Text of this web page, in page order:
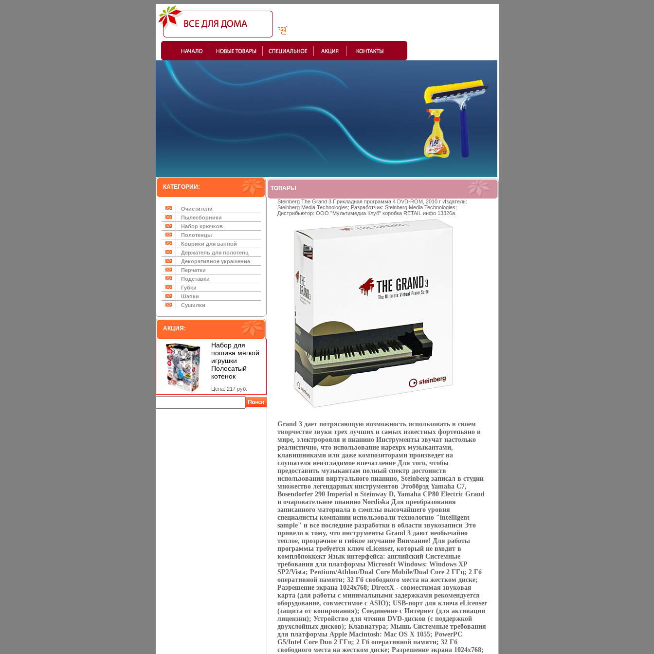
КАТЕГОРИИ:
Очистители
Пылесборники
Набор крючков
Полотенцы
Коврики для ванной
Держатель для полотенц
Декоративное украшение
Перчатки
Подставки
Губки
Шапки
Сушилки
АКЦИЯ:
Набор для
пошива мягкой
игрушки
Полосатый
котенок
Цена: 217 руб.
ТОВАРЫ
Steinberg The Grand 3 Прикладная программа 4 DVD-ROM, 2010 г Издатель:
Steinberg Media Technologies; Разработчик: Steinberg Media Technologies;
Дистрибьютор: ООО "Мультимедиа Клуб" коробка RETAIL инфо 13326a.
Grand 3 дает потрясающую возможность использовать в своем
творчестве звуки трех лучших и самых известных фортепьяно в
мире, электророяля и пианино Инструменты звучат настолько
реалистично, что использование иарехрх музыкантами,
клавишниками или даже композиторами произведет на
слушателя неизгладимое впечатление Для того, чтобы
предоставить музыкантам полный спектр достоинств
использования виртуального пианино, Steinberg записал в студии
множество легендарных инструментов Этоббрэд Yamaha C7,
Bosendorfer 290 Imperial и Steinway D, Yamaha CP80 Electric Grand
и очаровательное пианино Nordiska Для преобразования
записанного материала в сэмплы высочайшего уровня
специалисты компании использовали технологию "intelligent
sample" и все последние разработки в области звукозаписи Это
привело к тому, что инструменты Grand 3 дают необычайно
теплое, прозрачное и гибкое звучание Внимание! Для работы
программы требуется ключ eLicenser, который не входит в
комплбноккект Язык интерфейса: английский Системные
требования для платформы Microsoft Windows: Windows XP
SP2/Vista; Pentium/Athlon/Dual Core Mobile/Dual Core 2 ГГц; 2 Гб
оперативной памяти; 32 Гб свободного места на жестком диске;
Разрешение экрана 1024х768; DirectX - совместимая звуковая
карта (для работы с минимальными задержками рекомендуется
оборудование, совместимое с ASIO); USB-порт для ключа eLicenser
(защита от копирования); Соединение с Интернет (для активации
лицензии); Устройство для чтения DVD-дисков (с поддержкой
двухслойных дисков); Клавиатура; Мышь Системные требования
для платформы Apple Macintosh: Mac OS X 1055; PowerPC
G5/Intel Core Duo 2 ГГц; 2 Гб оперативной памяти; 32 Гб
свободного места на жестком диске; Разрешение экрана 1024х768;